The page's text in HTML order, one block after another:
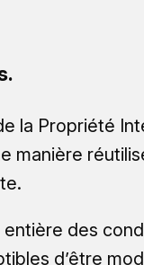
la Propriété
manière
entière des
d’être